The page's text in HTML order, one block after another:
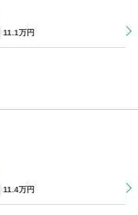
11 .1万円
11 .4万円